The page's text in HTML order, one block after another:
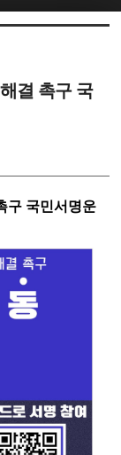
결 촉구 국
구 국민서명운